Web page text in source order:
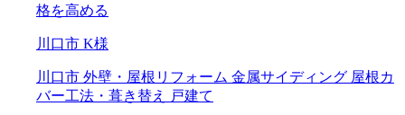
格を高める
川口市 K様
川口市 外壁・屋根リフォーム 金属サイディング 屋根カ
バー工法・葺き替え
戸建て